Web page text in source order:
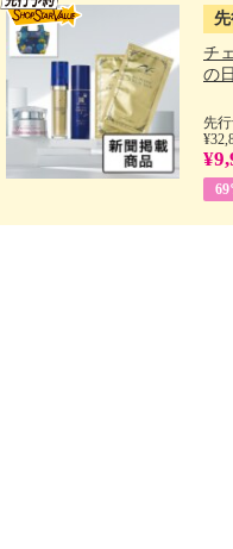
チ
の
先